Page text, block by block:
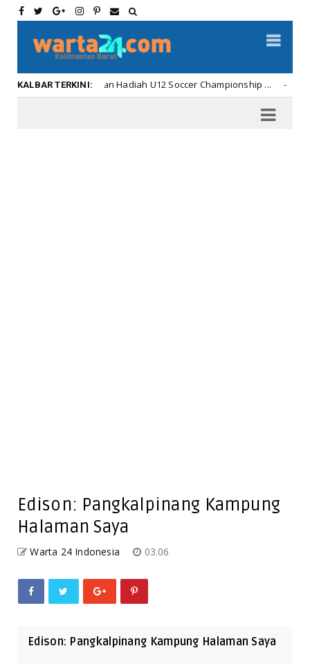
KALBAR TERKINI:
Penyerahan Hadiah U12 Soccer Championship ... Kalbar
Edison: Pangkalpinang Kampung
Halaman Saya
Warta 24 Indonesia 03.06
Edison: Pangkalpinang Kampung Halaman Saya